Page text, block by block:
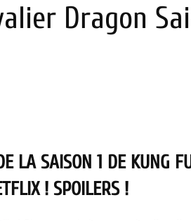
Dragon
LA SAISON 1 DE KUNG
! SPOILERS !